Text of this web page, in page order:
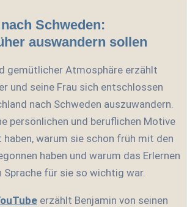
Schweden:
auswandern sollen
gemütlicher Atmosphäre erzählt
und seine Frau sich entschlossen
nach Schweden auszuwandern.
persönlichen und beruflichen Motive
haben, warum sie schon früh mit den
haben und warum das Erlernen
Sprache für sie so wichtig war.
erzählt Benjamin von seinen